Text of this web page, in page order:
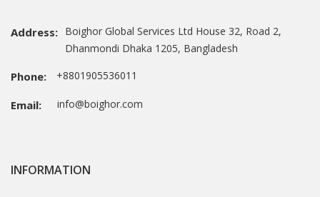
Address: Boighor Global Services Ltd House 32, Road 2,
Dhanmondi Dhaka 1205, Bangladesh
Phone: +8801905536011
Email: info@boighor.com
INFORMATION